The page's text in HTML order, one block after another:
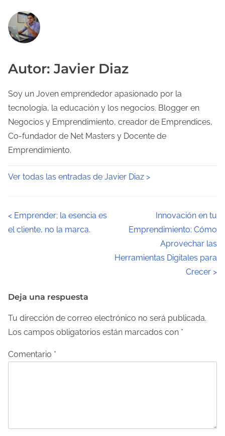
Autor: Javier Diaz
Soy un Joven emprendedor apasionado por la
tecnología, la educación y los negocios. Blogger en
Negocios y Emprendimiento, creador de Emprendices,
Co-fundador de Net Masters y Docente de
Emprendimiento.
Ver todas las entradas de Javier Diaz >
N
g
a
c
i
< Emprender; la esencia es
el cliente, no la marca.
Innovación en tu
Emprendimiento: Cómo
Aprovechar las
Herramientas Digitales para
Crecer >
Deja una respuesta
Tu dirección de correo electrónico no será publicada.
Los campos obligatorios están marcados con *
Comentario *